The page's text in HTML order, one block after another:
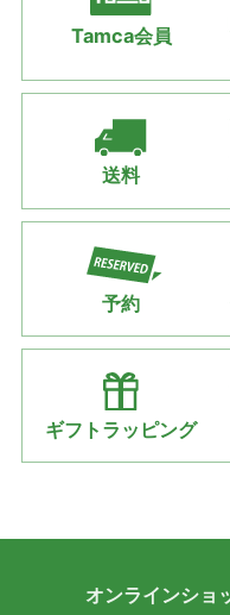
Tamca会員
送料
予約
ギフトラッピング
オンラインショ